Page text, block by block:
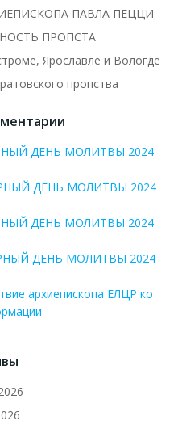
ПАВЛА ПЕЦЦИ
ПРОПСТА
Ярославле и Вологде
пропства
ДЕНЬ МОЛИТВЫ 2024
ДЕНЬ МОЛИТВЫ 2024
ДЕНЬ МОЛИТВЫ 2024
ДЕНЬ МОЛИТВЫ 2024
архиепископа ЕЛЦР ко